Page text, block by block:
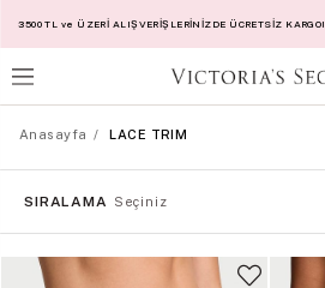
3500 TL ve ÜZERİ ALIŞVERİŞLERİNİZDE ÜCRETSİZ KARGO!
Anasayfa LACE TRIM
SIRALAMA Seçiniz